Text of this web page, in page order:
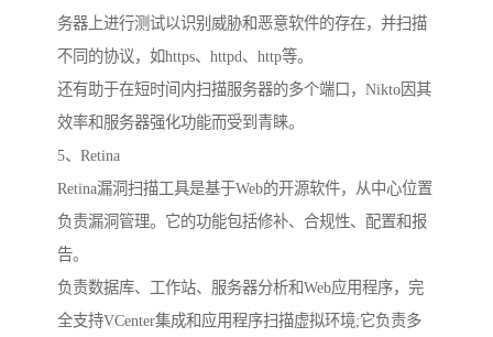
务器上进行测试以识别威胁和恶意软件的存在，并扫描
不同的协议，如https、httpd、http等。
还有助于在短时间内扫描服务器的多个端口，Nikto因其
效率和服务器强化功能而受到青睐。
5、Retina
Retina漏洞扫描工具是基于Web的开源软件，从中心位置
负责漏洞管理。它的功能包括修补、合规性、配置和报
告。
负责数据库、工作站、服务器分析和Web应用程序，完
全支持VCenter集成和应用程序扫描虚拟环境;它负责多